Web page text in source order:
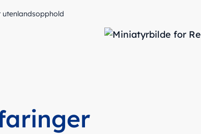
utenlandsopphold